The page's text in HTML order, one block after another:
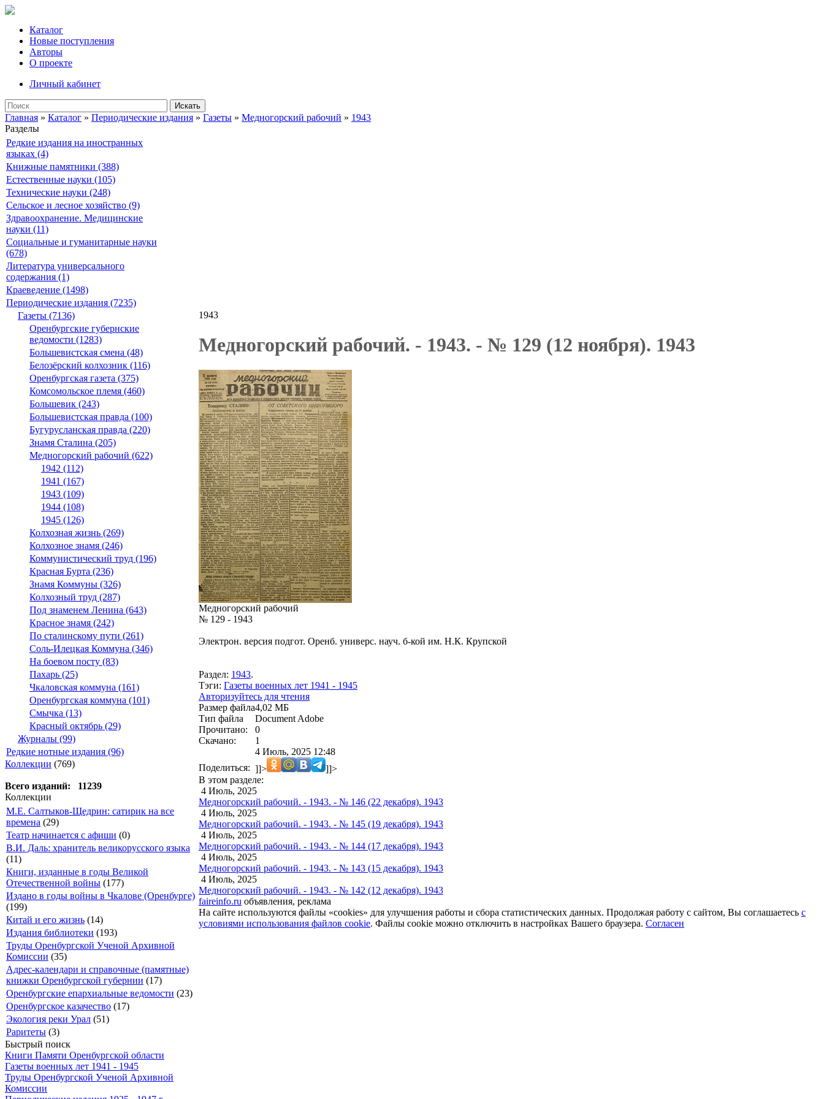
Каталог
Новые поступления
Авторы
О проекте
Личный кабинет
Искать
Главная » Каталог » Периодические издания » Газеты » Медногорский рабочий » 1943
Разделы
Редкие издания на иностранных
языках (4)
Книжные памятники (388)
Естественные науки (105)
Технические науки (248)
Сельское и лесное хозяйство (9)
Здравоохранение. Медицинские
науки (11)
Социальные и гуманитарные науки
(678)
Литература универсального
содержания (1)
Краеведение (1498)
Периодические издания (7235)
Газеты (7136)
Оренбургские губернские
ведомости (1283)
Большевистская смена (48)
Белозёрский колхозник (116)
Оренбургская газета (375)
Комсомольское племя (460)
Большевик (243)
Большевистская правда (100)
Бугурусланская правда (220)
Знамя Сталина (205)
Медногорский рабочий (622)
1942 (112)
1941 (167)
1943 (109)
1944 (108)
1945 (126)
Колхозная жизнь (269)
Колхозное знамя (246)
Коммунистический труд (196)
Красная Бурта (236)
Знамя Коммуны (326)
Колхозный труд (287)
Под знаменем Ленина (643)
Красное знамя (242)
По сталинскому пути (261)
Соль-Илецкая Коммуна (346)
На боевом посту (83)
Пахарь (25)
Чкаловская коммуна (161)
Оренбургская коммуна (101)
Смычка (13)
Красный октябрь (29)
Журналы (99)
Редкие нотные издания (96)
Коллекции (769)
Всего изданий: 11239
Коллекции
М.Е. Салтыков-Щедрин: сатирик на все
времена (29)
Театр начинается с афиши (0)
В.И. Даль: хранитель великорусского языка
(11)
Книги, изданные в годы Великой
Отечественной войны (177)
Издано в годы войны в Чкалове (Оренбурге)
(199)
Китай и его жизнь (14)
Издания библиотеки (193)
Труды Оренбургской Ученой Архивной
Комиссии (35)
Адрес-календари и справочные (памятные)
книжки Оренбургской губернии (17)
Оренбургские епархиальные ведомости (23)
Оренбургское казачество (17)
Экология реки Урал (51)
Раритеты (3)
Быстрый поиск
Книги Памяти Оренбургской области
Газеты военных лет 1941 - 1945
Труды Оренбургской Ученой Архивной
Комиссии
1943
Медногорский рабочий. - 1943. - № 129 (12 ноября). 1943
Медногорский рабочий
№ 129 - 1943
Электрон. версия подгот. Оренб. универс. науч. б-кой им. Н.К. Крупской
Раздел: 1943.
Тэги: Газеты военных лет 1941 - 1945
Авторизуйтесь для чтения
Размер файла4,02 МБ
Тип файла
Document Adobe
Прочитано:
0
Скачано:
1
4 Июль, 2025 12:48
Поделиться: ]]>
]]>
В этом разделе:
4 Июль, 2025
Медногорский рабочий. - 1943. - № 146 (22 декабря). 1943
4 Июль, 2025
Медногорский рабочий. - 1943. - № 145 (19 декабря). 1943
4 Июль, 2025
Медногорский рабочий. - 1943. - № 144 (17 декабря). 1943
4 Июль, 2025
Медногорский рабочий. - 1943. - № 143 (15 декабря). 1943
4 Июль, 2025
Медногорский рабочий. - 1943. - № 142 (12 декабря). 1943
faireinfo.ru объявления, реклама
На сайте используются файлы «cookies» для улучшения работы и сбора статистических данных. Продолжая работу с сайтом, Вы соглашаетесь с
условиями использования файлов cookie. Файлы cookie можно отключить в настройках Вашего браузера. Согласен